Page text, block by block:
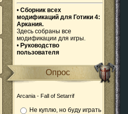
• Сборник всех
модификаций для Готики 4:
Аркания.
Здесь собраны все
модификации для игры.
• Руководство
пользователя
Опрос
Arcania - Fall of Setarrif
Не куплю, но буду играть